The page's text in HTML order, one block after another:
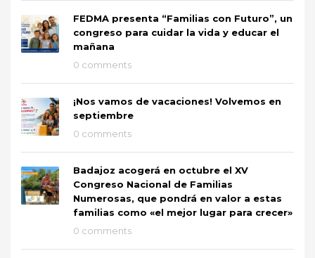
FEDMA presenta “Familias con Futuro”, un
congreso para cuidar la vida y educar el
mañana
0 comments
¡Nos vamos de vacaciones! Volvemos en
septiembre
0 comments
Badajoz acogerá en octubre el XV
Congreso Nacional de Familias
Numerosas, que pondrá en valor a estas
familias como «el mejor lugar para crecer»
0 comments